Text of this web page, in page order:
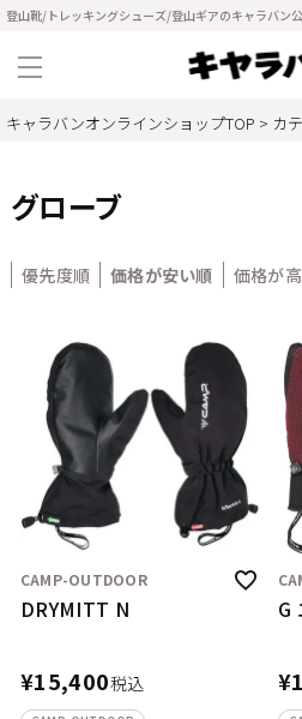
登山靴/トレッキングシューズ/登山ギアのキャラバン
キャラバンオンラインショップTOP カ
グローブ
優先度順 価格が安い順 価格が
CAMP-OUTDOOR
DRYMITT N
¥15,400税込
G
¥